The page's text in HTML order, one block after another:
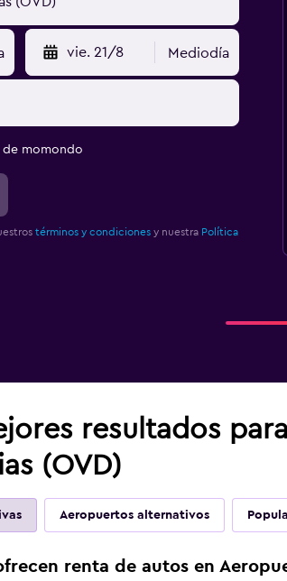
vie. 21/8 Mediodía
de momondo
términos y condicionesy nuestra Política
resultados
(OVD)
Aeropuertos alternativos
renta de autos en